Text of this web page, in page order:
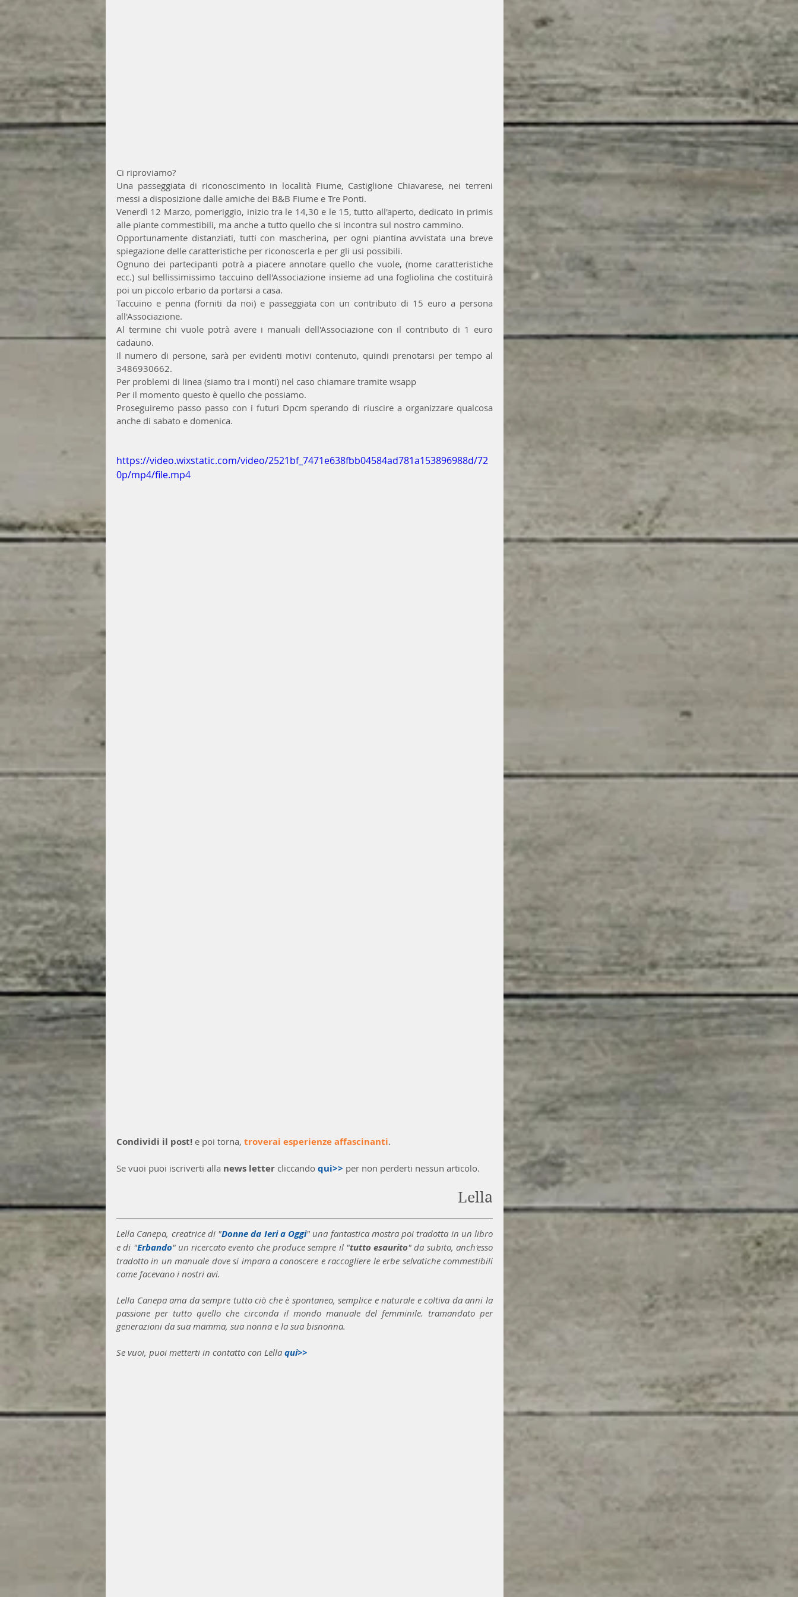
Ci riproviamo?
Una passeggiata di riconoscimento in località Fiume, Castiglione Chiavarese, nei terreni
messi a disposizione dalle amiche dei B&B Fiume e Tre Ponti.
Venerdì 12 Marzo, pomeriggio, inizio tra le 14,30 e le 15, tutto all'aperto, dedicato in primis
alle piante commestibili, ma anche a tutto quello che si incontra sul nostro cammino.
Opportunamente distanziati, tutti con mascherina, per ogni piantina avvistata una breve
spiegazione delle caratteristiche per riconoscerla e per gli usi possibili.
Ognuno dei partecipanti potrà a piacere annotare quello che vuole, (nome caratteristiche
ecc.) sul bellissimissimo taccuino dell'Associazione insieme ad una fogliolina che costituirà
poi un piccolo erbario da portarsi a casa.
Taccuino e penna (forniti da noi) e passeggiata con un contributo di 15 euro a persona
all'Associazione.
Al termine chi vuole potrà avere i manuali dell'Associazione con il contributo di 1 euro
cadauno.
Il numero di persone, sarà per evidenti motivi contenuto, quindi prenotarsi per tempo al
3486930662.
Per problemi di linea (siamo tra i monti) nel caso chiamare tramite wsapp
Per il momento questo è quello che possiamo.
Proseguiremo passo passo con i futuri Dpcm sperando di riuscire a organizzare qualcosa
anche di sabato e domenica.
https://video.wixstatic.com/video/2521bf_7471e638fbb04584ad781a153896988d/72
0p/mp4/file.mp4
Condividi il post! e poi torna, troverai esperienze affascinanti.
Se vuoi puoi iscriverti alla news letter cliccando qui>> per non perderti nessun articolo.
Lella
Lella Canepa, creatrice di "Donne da Ieri a Oggi" una fantastica mostra poi tradotta in un libro
e di "Erbando" un ricercato evento che produce sempre il "tutto esaurito" da subito, anch'esso
tradotto in un manuale dove si impara a conoscere e raccogliere le erbe selvatiche commestibili
come facevano i nostri avi.
Lella Canepa ama da sempre tutto ciò che è spontaneo, semplice e naturale e coltiva da anni la
passione per tutto quello che circonda il mondo manuale del femminile. tramandato per
generazioni da sua mamma, sua nonna e la sua bisnonna.
Se vuoi, puoi metterti in contatto con Lella qui>>